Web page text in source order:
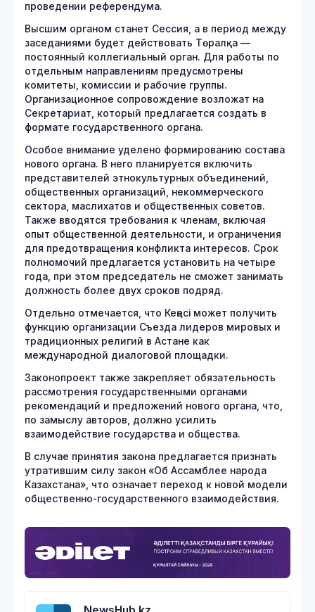
проведении референдума.
Высшим органом станет Сессия, а в период между
заседаниями будет действовать Төралқа —
постоянный коллегиальный орган. Для работы по
отдельным направлениям предусмотрены
комитеты, комиссии и рабочие группы.
Организационное сопровождение возложат на
Секретариат, который предлагается создать в
формате государственного органа.
Особое внимание уделено формированию состава
нового органа. В него планируется включить
представителей этнокультурных объединений,
общественных организаций, некоммерческого
сектора, маслихатов и общественных советов.
Также вводятся требования к членам, включая
опыт общественной деятельности, и ограничения
для предотвращения конфликта интересов. Срок
полномочий предлагается установить на четыре
года, при этом председатель не сможет занимать
должность более двух сроков подряд.
Отдельно отмечается, что Кеңесі может получить
функцию организации Съезда лидеров мировых и
традиционных религий в Астане как
международной диалоговой площадки.
Законопроект также закрепляет обязательность
рассмотрения государственными органами
рекомендаций и предложений нового органа, что,
по замыслу авторов, должно усилить
взаимодействие государства и общества.
В случае принятия закона предлагается признать
утратившим силу закон «Об Ассамблее народа
Казахстана», что означает переход к новой модели
общественно-государственного взаимодействия.